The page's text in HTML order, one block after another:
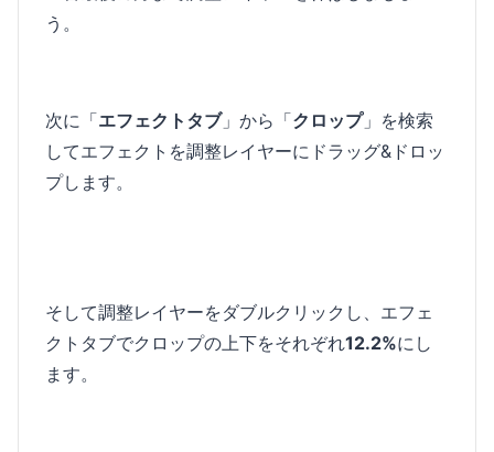
う。
次に「エフェクトタブ」から「クロップ」を検索
してエフェクトを調整レイヤーにドラッグ&ドロッ
プします。
そして調整レイヤーをダブルクリックし、エフェ
クトタブでクロップの上下をそれぞれ12.2%にし
ます。